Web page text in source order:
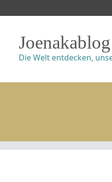
Joenakablog
Die Welt entdecken,